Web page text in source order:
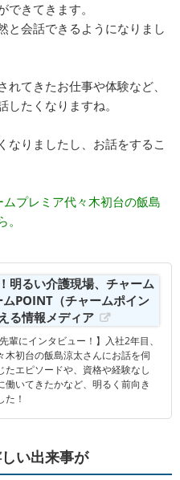
きてきます。
と会話できるようになりまし
てきたお仕事や体験など、
たくなりますね。
なりましたし、お話をするこ
プレミア代々木初台の飯島
明るい介護現場、チャーム
POINT（チャームポイン
る情報メディア
輩にインタビュー！】入社2年目、
木初台の飯島涼太さんにお話を伺
たエピソードや、資格や経験なし
働いてきたかなど、明るく前向き
た！
い出来事が